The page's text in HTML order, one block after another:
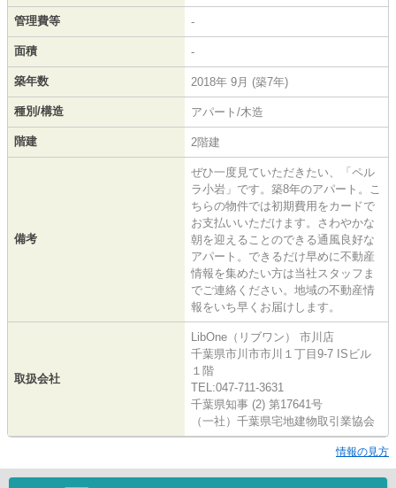
管理費等 -
面積 -
築年数 2018年 9月 (築7年)
種別/構造 アパート/木造
階建 2階建
備考
ぜひ一度見ていただきたい、「ペル
ラ小岩」です。築8年のアパート。こ
ちらの物件では初期費用をカードで
お支払いいただけます。さわやかな
朝を迎えることのできる通風良好な
アパート。できるだけ早めに不動産
情報を集めたい方は当社スタッフま
でご連絡ください。地域の不動産情
報をいち早くお届けします。
取扱会社
LibOne（リブワン） 市川店
千葉県市川市市川１丁目9-7 ISビル
１階
TEL:047-711-3631
千葉県知事 (2) 第17641号
（一社）千葉県宅地建物取引業協会
情報の見方